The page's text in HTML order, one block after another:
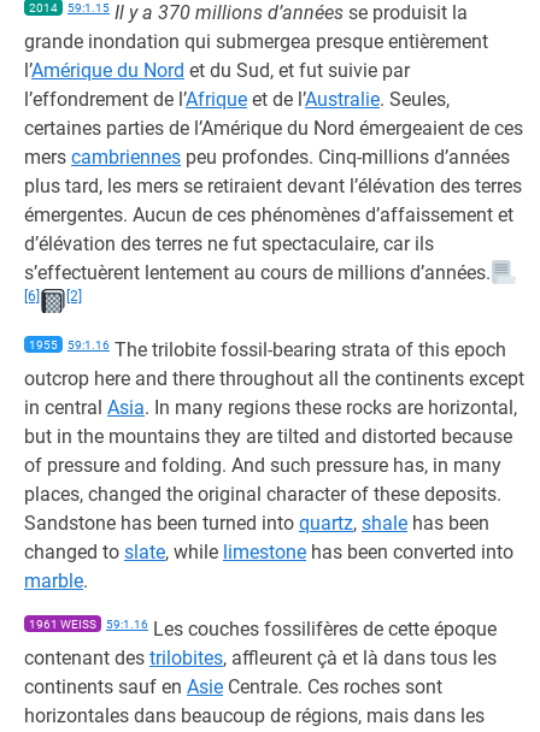
2014 59:1.15 Il y a 370 millions d’années se produisit la
grande inondation qui submergea presque entièrement
l’Amérique du Nord et du Sud, et fut suivie par
l’effondrement de l’Afrique et de l’Australie. Seules,
certaines parties de l’Amérique du Nord émergeaient de ces
mers cambriennes peu profondes. Cinq-millions d’années
plus tard, les mers se retiraient devant l’élévation des terres
émergentes. Aucun de ces phénomènes d’affaissement et
d’élévation des terres ne fut spectaculaire, car ils
s’effectuèrent lentement au cours de millions d’années.
[6] [2]
1955 59:1.16 The trilobite fossil-bearing strata of this epoch
outcrop here and there throughout all the continents except
in central Asia. In many regions these rocks are horizontal,
but in the mountains they are tilted and distorted because
of pressure and folding. And such pressure has, in many
places, changed the original character of these deposits.
Sandstone has been turned into quartz, shale has been
changed to slate, while limestone has been converted into
marble.
1961 WEISS 59:1.16 Les couches fossilifères de cette époque
contenant des trilobites, affleurent çà et là dans tous les
continents sauf en Asie Centrale. Ces roches sont
horizontales dans beaucoup de régions, mais dans les